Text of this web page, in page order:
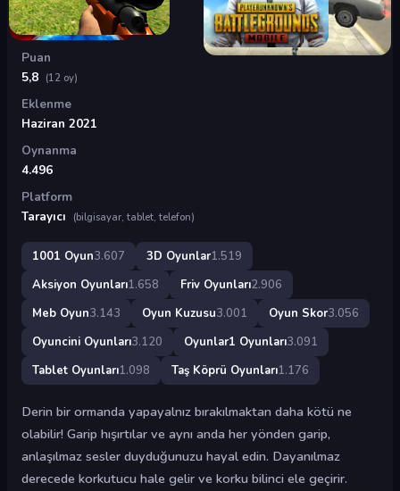
Siren Head
Puan
5,8 (12 oy)
Eklenme
Haziran 2021
Oynanma
4.496
Platform
Tarayıcı
(bilgisayar, tablet, telefon)
1001 Oyun3.607 3D Oyunlar1.519
Aksiyon Oyunları1.658 Friv Oyunları2.906
Meb Oyun3.143 Oyun Kuzusu3.001 Oyun Skor3.056
Oyuncini Oyunları3.120 Oyunlar1 Oyunları3.091
Tablet Oyunları1.098 Taş Köprü Oyunları1.176
Derin bir ormanda yapayalnız bırakılmaktan daha kötü ne
olabilir! Garip hışırtılar ve aynı anda her yönden garip,
anlaşılmaz sesler duyduğunuzu hayal edin. Dayanılmaz
derecede korkutucu hale gelir ve korku bilinci ele geçirir.